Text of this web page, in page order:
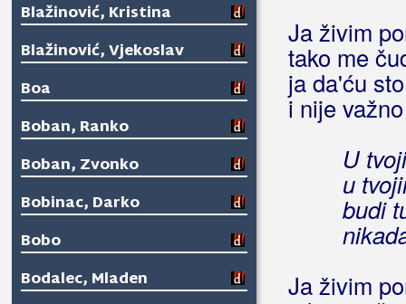
Blažinović, Kristina
Blažinović, Vjekoslav
Boa
Boban, Ranko
Boban, Zvonko
Bobinac, Darko
Bobo
Bodalec, Mladen
Ja živim
tako me
ja da'ću
i nije
U
u
budi
Ja živim